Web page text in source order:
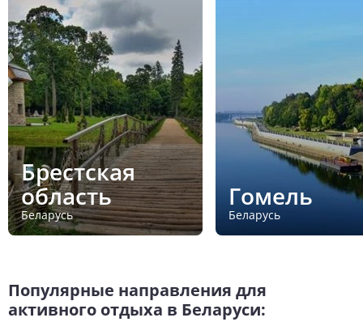
Брестская
область
Беларусь
Гомель
Беларусь
Популярные направления для
активного отдыха в Беларуси: